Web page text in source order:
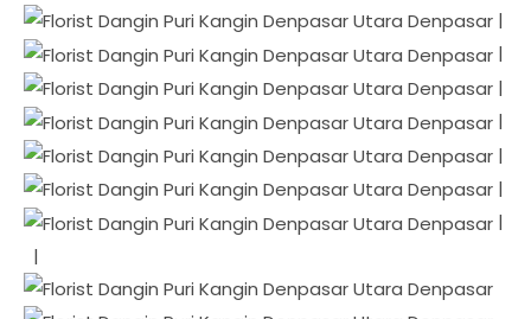
|
|
|
|
|
|
|
|